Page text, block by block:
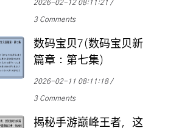
2026-02-12 08:11:21
3 Comments
数码宝贝7(数码宝贝新
篇章：第七集)
2026-02-11 08:11:18
3 Comments
揭秘手游巅峰王者，这